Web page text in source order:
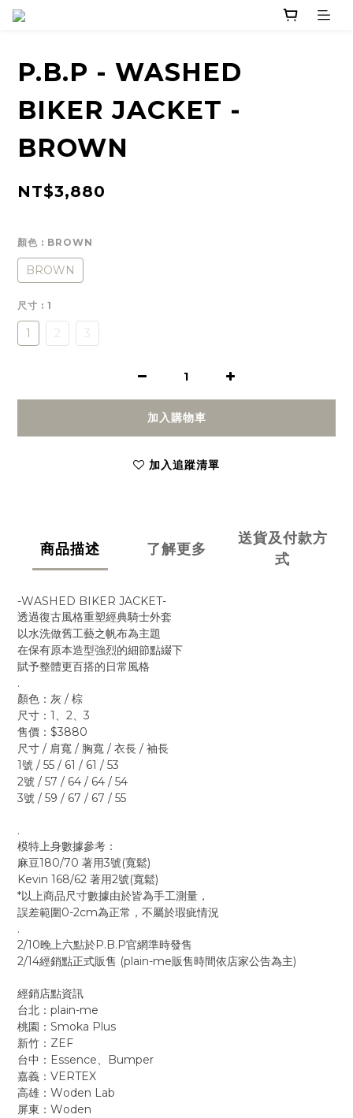
P.B.P - WASHED
BIKER JACKET -
BROWN
NT$3,880
顏色 : BROWN
BROWN
尺寸 : 1
1 2 3
加入購物車
加入追蹤清單
商品描述 了解更多
送貨及付款方
式
-WASHED BIKER JACKET-
透過復古風格重塑經典騎士外套
以水洗做舊工藝之帆布為主題
在保有原本造型強烈的細節點綴下
賦予整體更百搭的日常風格
.
顏色：灰 / 棕
尺寸：1、2、3
售價：$3880
尺寸 / 肩寬 / 胸寬 / 衣長 / 袖長
1號 / 55 / 61 / 61 / 53
2號 / 57 / 64 / 64 / 54
3號 / 59 / 67 / 67 / 55
.
模特上身數據參考：
麻豆180/70 著用3號(寬鬆)
Kevin 168/62 著用2號(寬鬆)
*以上商品尺寸數據由於皆為手工測量，
誤差範圍0-2cm為正常，不屬於瑕疵情況
.
2/10晚上六點於P.B.P官網準時發售
2/14經銷點正式販售 (plain-me販售時間依店家公告為主)
經銷店點資訊
台北：plain-me
桃園：Smoka Plus
新竹：ZEF
台中：Essence、Bumper
嘉義：VERTEX
高雄：Woden Lab
屏東：Woden